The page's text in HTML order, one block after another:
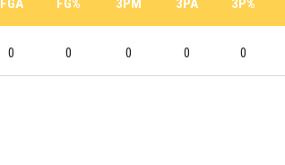
FGA FG% 3PM 3PA 3P%
0 0 0 0 0